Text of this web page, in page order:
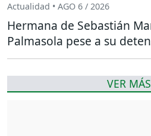
Actualidad • AGO 6 / 2026
Hermana de Sebastián
Palmasola pese a su
VER